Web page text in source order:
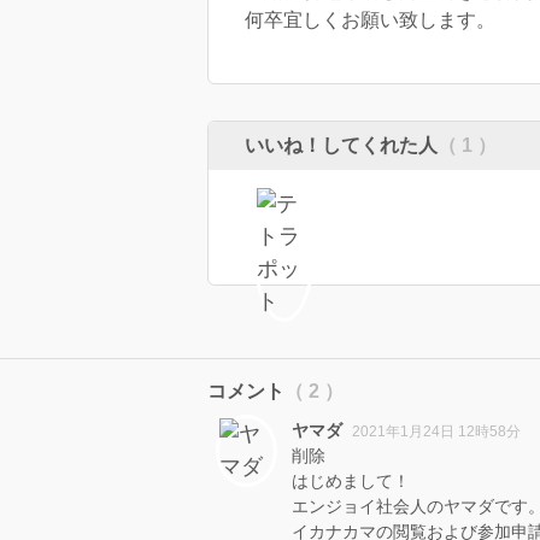
何卒宜しくお願い致します。
いいね！してくれた人 （ 1 ）
コメント （ 2 ）
ヤマダ 2021年1月24日 12時58分
削除
はじめまして！
エンジョイ社会人のヤマダです。
イカナカマの閲覧および参加申